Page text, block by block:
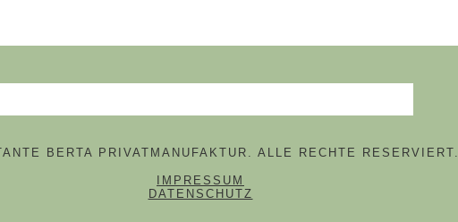
BERTA PRIVATMANUFAKTUR. ALLE RECHTE RESERVIERT.
NAVIGATION ÜBERSPRINGEN
IMPRESSUM
DATENSCHUTZ